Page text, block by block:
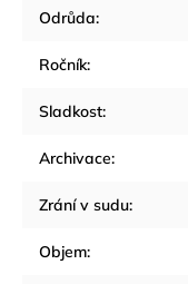
Odrůda:
Ročník:
Sladkost:
Archivace:
Zrání v sudu:
Objem: